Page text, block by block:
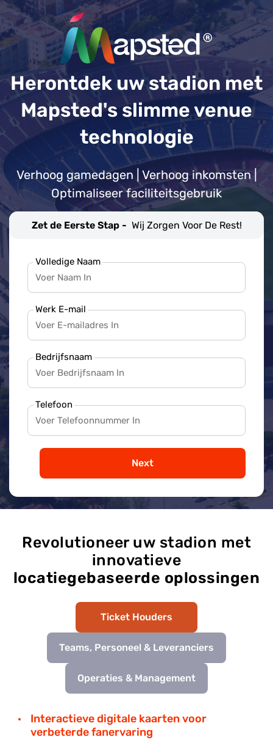
Herontdek uw stadion met
Mapsted's slimme venue
technologie
Verhoog gamedagen | Verhoog inkomsten |
Optimaliseer faciliteitsgebruik
Zet de Eerste Stap - Wij Zorgen Voor De Rest!
Volledige Naam
Werk E-mail
Bedrijfsnaam
Telefoon
Next
Revolutioneer uw stadion met
innovatieve
locatiegebaseerde oplossingen
Ticket Houders
Teams, Personeel & Leveranciers
Operaties & Management
Interactieve digitale kaarten voor
verbeterde fanervaring